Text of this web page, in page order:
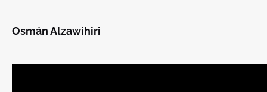
Osmán Alzawihiri